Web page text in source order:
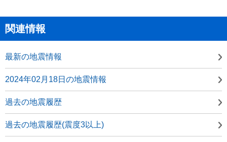
関連情報
最新の地震情報
2024年02月18日の地震情報
過去の地震履歴
過去の地震履歴(震度3以上)